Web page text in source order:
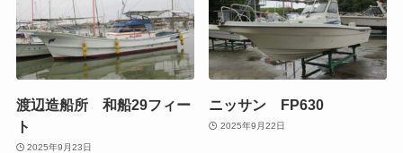
渡辺造船所 和船29フィー
ト
2025年9月23日
ニッサン FP630
2025年9月22日